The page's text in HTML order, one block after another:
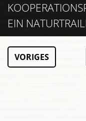
EIN
VORIGES